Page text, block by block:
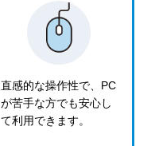
直感的な操作性で、PC
が苦手な方でも安心し
て利用できます。